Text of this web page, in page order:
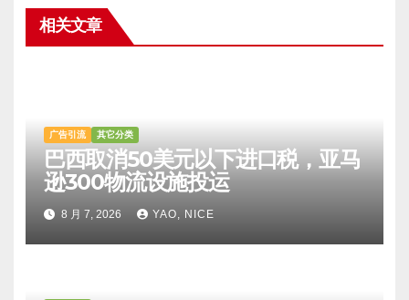
相关文章
广告引流 其它分类
巴西取消50美元以下进口税，亚马
逊300物流设施投运
8 月 7, 2026 YAO, NICE